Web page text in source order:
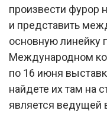
произвести фурор
и представить
основную линейку
Международном
по 16 июня
найдете их там на
является ведущей